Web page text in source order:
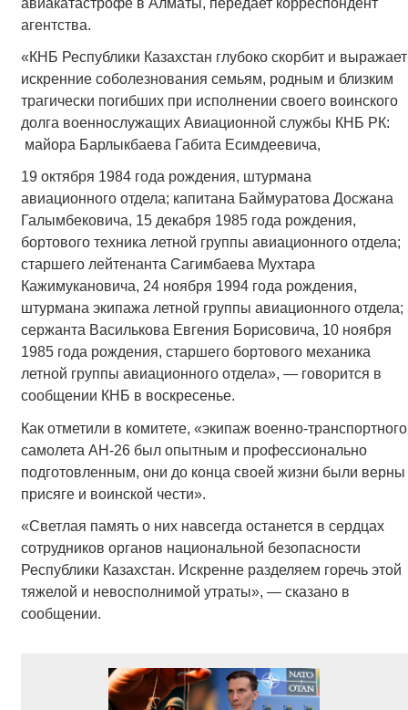
авиакатастрофе в Алматы, передает корреспондент
агентства.
«КНБ Республики Казахстан глубоко скорбит и выражает
искренние соболезнования семьям, родным и близким
трагически погибших при исполнении своего воинского
долга военнослужащих Авиационной службы КНБ РК:
майора Барлыкбаева Габита Есимдеевича,
19 октября 1984 года рождения, штурмана
авиационного отдела; капитана Баймуратова Досжана
Галымбековича, 15 декабря 1985 года рождения,
бортового техника летной группы авиационного отдела;
старшего лейтенанта Сагимбаева Мухтара
Кажимукановича, 24 ноября 1994 года рождения,
штурмана экипажа летной группы авиационного отдела;
сержанта Василькова Евгения Борисовича, 10 ноября
1985 года рождения, старшего бортового механика
летной группы авиационного отдела», — говорится в
сообщении КНБ в воскресенье.
Как отметили в комитете, «экипаж военно-транспортного
самолета АН-26 был опытным и профессионально
подготовленным, они до конца своей жизни были верны
присяге и воинской чести».
«Светлая память о них навсегда останется в сердцах
сотрудников органов национальной безопасности
Республики Казахстан. Искренне разделяем горечь этой
тяжелой и невосполнимой утраты», — сказано в
сообщении.